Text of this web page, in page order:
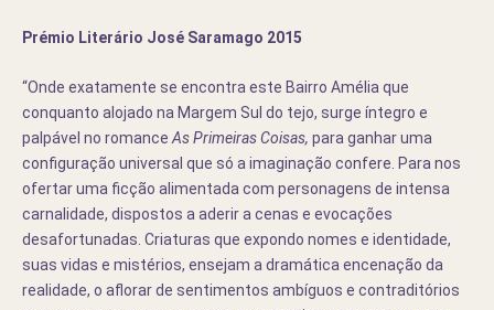
Prémio Literário José Saramago 2015
“Onde exatamente se encontra este Bairro Amélia que
conquanto alojado na Margem Sul do tejo, surge íntegro e
palpável no romance As Primeiras Coisas, para ganhar uma
configuração universal que só a imaginação confere. Para nos
ofertar uma ficção alimentada com personagens de intensa
carnalidade, dispostos a aderir a cenas e evocações
desafortunadas. Criaturas que expondo nomes e identidade,
suas vidas e mistérios, ensejam a dramática encenação da
realidade, o aflorar de sentimentos ambíguos e contraditórios